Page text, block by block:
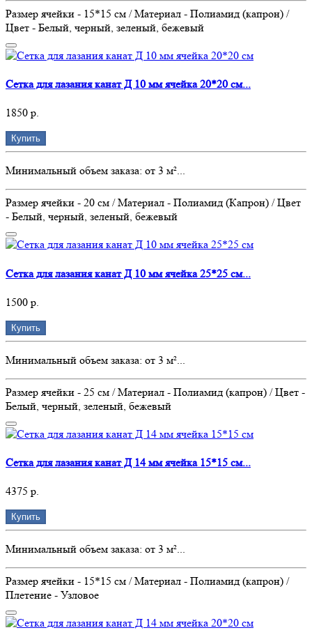
Размер ячейки - 15*15 см / Материал - Полиамид (капрон) /
Цвет - Белый, черный, зеленый, бежевый
Сетка для лазания канат Д 10 мм ячейка 20*20 см...
1850 р.
Купить
Минимальный объем заказа: от 3 м²...
Размер ячейки - 20 см / Материал - Полиамид (Капрон) / Цвет
- Белый, черный, зеленый, бежевый
Сетка для лазания канат Д 10 мм ячейка 25*25 см...
1500 р.
Купить
Минимальный объем заказа: от 3 м²...
Размер ячейки - 25 см / Материал - Полиамид (капрон) / Цвет -
Белый, черный, зеленый, бежевый
Сетка для лазания канат Д 14 мм ячейка 15*15 см...
4375 р.
Купить
Минимальный объем заказа: от 3 м²...
Размер ячейки - 15*15 см / Материал - Полиамид (капрон) /
Плетение - Узловое